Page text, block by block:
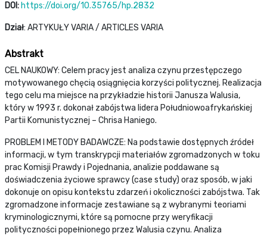
DOI: https://doi.org/10.35765/hp.2832
Dział: ARTYKUŁY VARIA / ARTICLES VARIA
Abstrakt
CEL NAUKOWY: Celem pracy jest analiza czynu przestępczego
motywowanego chęcią osiągnięcia korzyści politycznej. Realizacja
tego celu ma miejsce na przykładzie historii Janusza Walusia,
który w 1993 r. dokonał zabójstwa lidera Południowoafrykańskiej
Partii Komunistycznej – Chrisa Haniego.
PROBLEM I METODY BADAWCZE: Na podstawie dostępnych źródeł
informacji, w tym transkrypcji materiałów zgromadzonych w toku
prac Komisji Prawdy i Pojednania, analizie poddawane są
doświadczenia życiowe sprawcy (case study) oraz sposób, w jaki
dokonuje on opisu kontekstu zdarzeń i okoliczności zabójstwa. Tak
zgromadzone informacje zestawiane są z wybranymi teoriami
kryminologicznymi, które są pomocne przy weryfikacji
polityczności popełnionego przez Walusia czynu. Analiza